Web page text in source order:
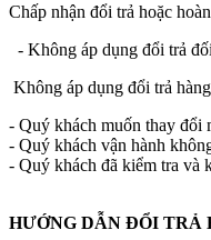
Chấp nhận đổi trả hoặc
- Không áp dụng đổi trả
Không áp dụng đổi trả
- Quý khách muốn thay đổi
- Quý khách vận hành
- Quý khách đã kiểm tra và
​HƯỚNG DẪN ĐỔI TRẢ